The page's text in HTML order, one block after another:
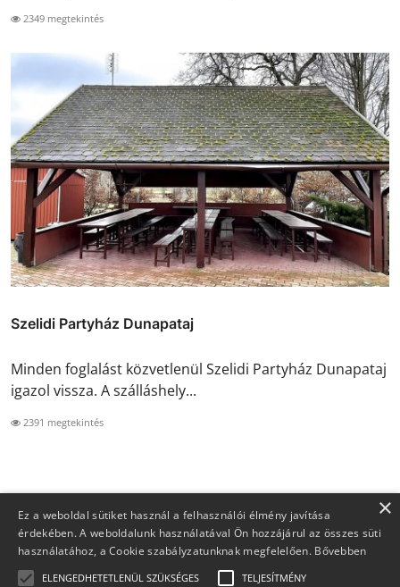
2349 megtekintés
Szelidi Partyház Dunapataj
Minden foglalást közvetlenül Szelidi Partyház Dunapataj
igazol vissza. A szálláshely...
2391 megtekintés
×
Ez a weboldal sütiket használ a felhasználói élmény javítása
érdekében. A weboldalunk használatával Ön hozzájárul az összes süti
használatához, a Cookie szabályzatunknak megfelelően. Bővebben
ELENGEDHETETLENÜL SZÜKSÉGES TELJESÍTMÉNY